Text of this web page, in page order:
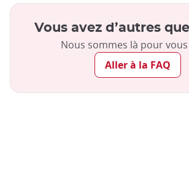
Vous avez d’autres
Nous sommes là pour
Aller à la FAQ